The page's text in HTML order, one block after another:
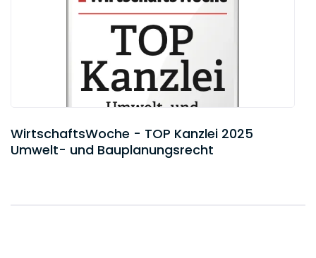
WirtschaftsWoche - TOP Kanzlei 2025
Umwelt- und Bauplanungsrecht